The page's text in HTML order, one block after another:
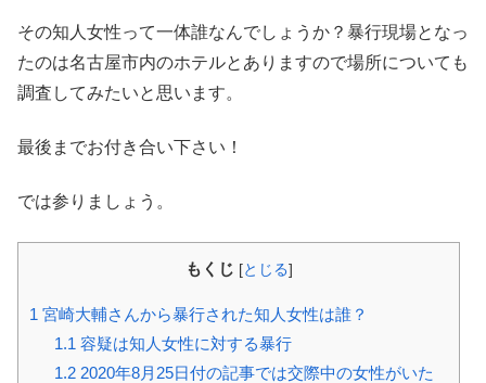
その知人女性って一体誰なんでしょうか？暴行現場となっ
たのは名古屋市内のホテルとありますので場所についても
調査してみたいと思います。
最後までお付き合い下さい！
では参りましょう。
もくじ [とじる]
1 宮崎大輔さんから暴行された知人女性は誰？
1.1 容疑は知人女性に対する暴行
1.22020年8月25日付の記事では交際中の女性がいた